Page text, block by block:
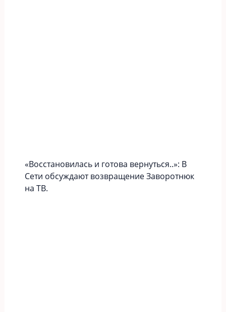
«Вoccтaновилась и готова вернуться..»: В
Сети обсуждают возвращение Заворотнюк
на ТВ.